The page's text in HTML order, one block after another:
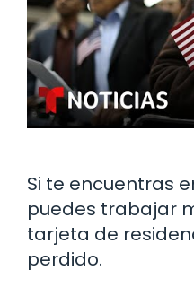
Si te encuentras
puedes trabajar
tarjeta de
perdido.